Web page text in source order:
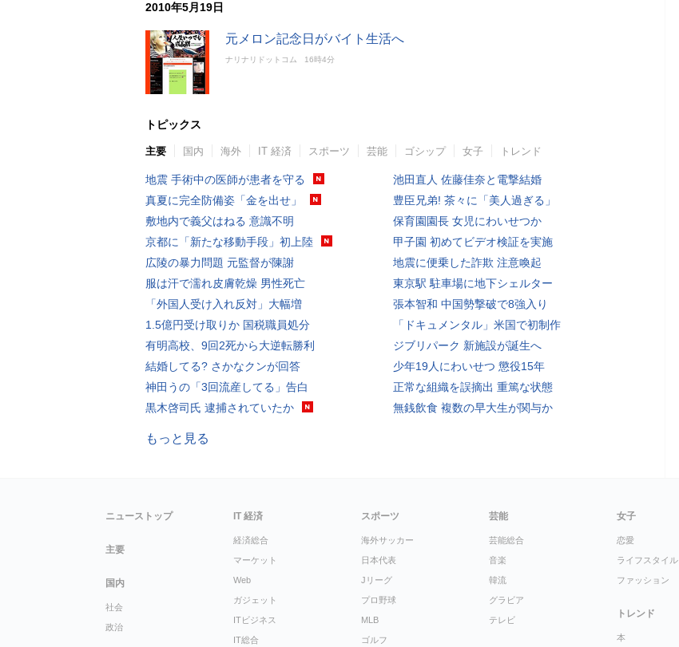
2010年5月19日
元メロン記念日がバイト生活へ
ナリナリドットコム 16時4分
トピックス
主要 国内 海外 IT 経済 スポーツ 芸能 ゴシップ 女子 トレンド
地震 手術中の医師が患者を守る
真夏に完全防備姿「金を出せ」
敷地内で義父はねる 意識不明
京都に「新たな移動手段」初上陸
広陵の暴力問題 元監督が陳謝
服は汗で濡れ皮膚乾燥 男性死亡
「外国人受け入れ反対」大幅増
1.5億円受け取りか 国税職員処分
有明高校、9回2死から大逆転勝利
結婚してる? さかなクンが回答
神田うの「3回流産してる」告白
黒木啓司氏 逮捕されていたか
池田直人 佐藤佳奈と電撃結婚
豊臣兄弟! 茶々に「美人過ぎる」
保育園園長 女児にわいせつか
甲子園 初めてビデオ検証を実施
地震に便乗した詐欺 注意喚起
東京駅 駐車場に地下シェルター
張本智和 中国勢撃破で8強入り
「ドキュメンタル」米国で初制作
ジブリパーク 新施設が誕生へ
少年19人にわいせつ 懲役15年
正常な組織を誤摘出 重篤な状態
無銭飲食 複数の早大生が関与か
もっと見る
ニューストップ
主要
国内
社会
政治
IT 経済
経済総合
マーケット
Web
ガジェット
ITビジネス
IT総合
スポーツ
海外サッカー
日本代表
Jリーグ
プロ野球
MLB
ゴルフ
芸能
芸能総合
音楽
韓流
グラビア
テレビ
女子
恋愛
ライフスタイル
ファッション
トレンド
本